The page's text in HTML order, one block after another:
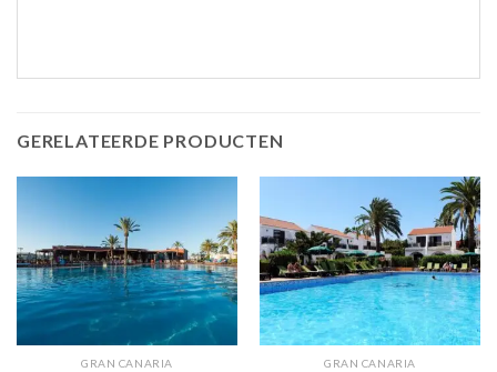
GERELATEERDE PRODUCTEN
GRAN CANARIA GRAN CANARIA